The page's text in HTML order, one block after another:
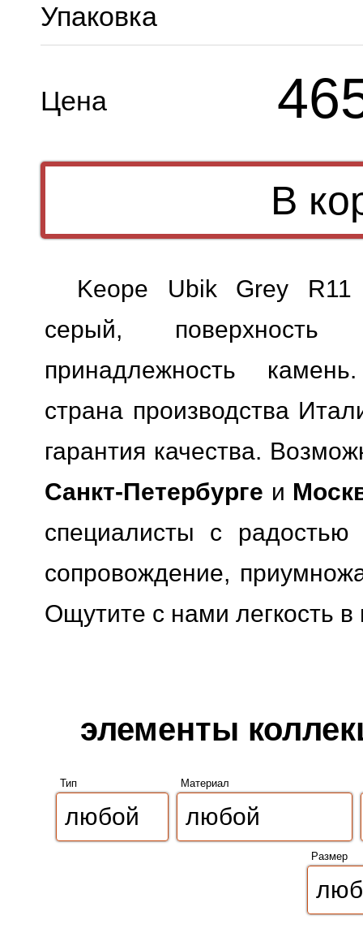
Упаковка
Цена
Keope Ubik Grey R11
серый, поверхность
принадлежность
страна производства
гарантия качества.
Санкт-Петербурге и
специалисты с радостью
сопровождение,
Ощутите с нами легкость
элементы
Тип Материал
Размер